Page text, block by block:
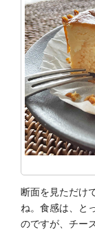
断面を見ただけ
ね。食感は、と
のですが、チー